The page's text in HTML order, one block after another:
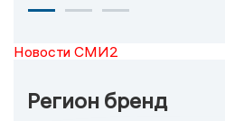
Новости СМИ2
Регион бренд